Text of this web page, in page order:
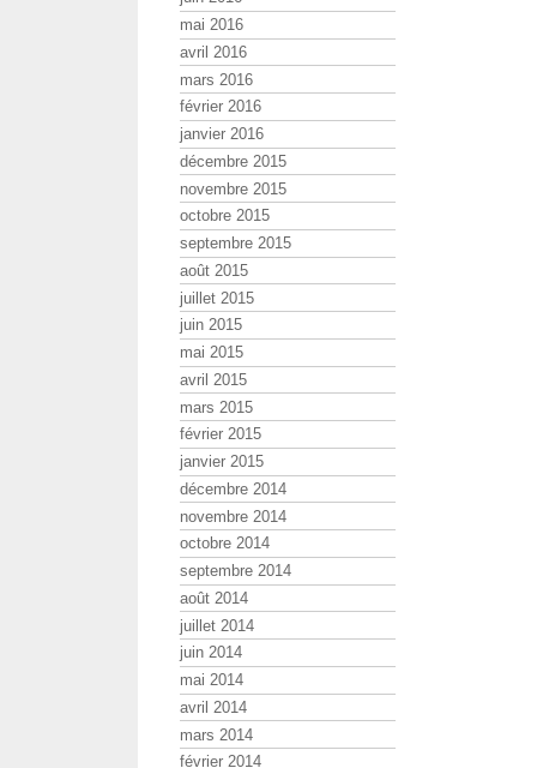
mai 2016
avril 2016
mars 2016
février 2016
janvier 2016
décembre 2015
novembre 2015
octobre 2015
septembre 2015
août 2015
juillet 2015
juin 2015
mai 2015
avril 2015
mars 2015
février 2015
janvier 2015
décembre 2014
novembre 2014
octobre 2014
septembre 2014
août 2014
juillet 2014
juin 2014
mai 2014
avril 2014
mars 2014
février 2014